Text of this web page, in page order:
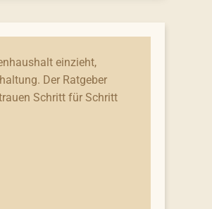
einzieht,
Der Ratgeber
Schritt für Schritt